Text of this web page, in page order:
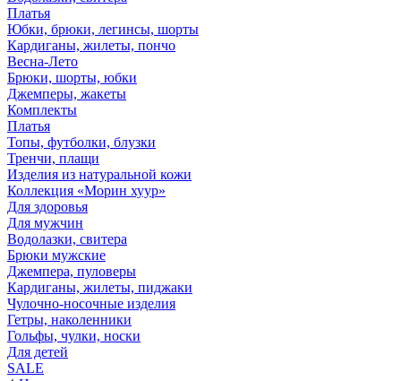
Платья
Юбки, брюки, легинсы, шорты
Кардиганы, жилеты, пончо
Весна-Лето
Брюки, шорты, юбки
Джемперы, жакеты
Комплекты
Платья
Топы, футболки, блузки
Тренчи, плащи
Изделия из натуральной кожи
Коллекция «Морин хуур»
Для здоровья
Для мужчин
Водолазки, свитера
Брюки мужские
Джемпера, пуловеры
Кардиганы, жилеты, пиджаки
Чулочно-носочные изделия
Гетры, наколенники
Гольфы, чулки, носки
Для детей
SALE